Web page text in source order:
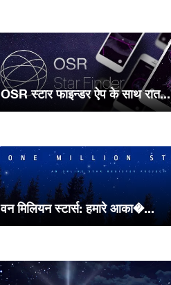
OSR स्टार फाइन्डर ऐप के साथ रात...
वन मिलियन स्टार्स: हमारे आका�...